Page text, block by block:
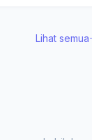
Lihat semua